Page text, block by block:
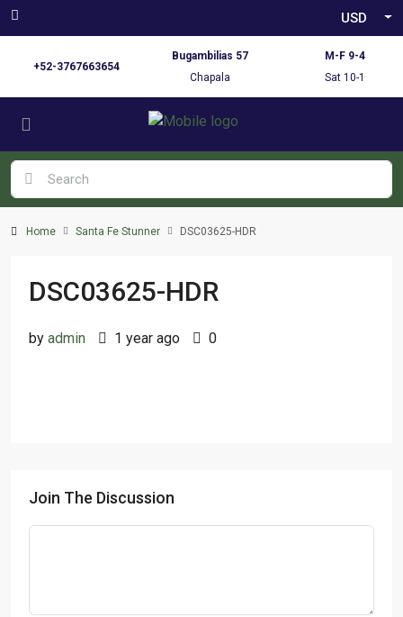
USD
+52-3767663654
Bugambilias 57
Chapala
M-F 9-4
Sat 10-1
Home Santa Fe Stunner DSC03625-HDR
DSC03625-HDR
by admin 1 year ago 0
Join The Discussion